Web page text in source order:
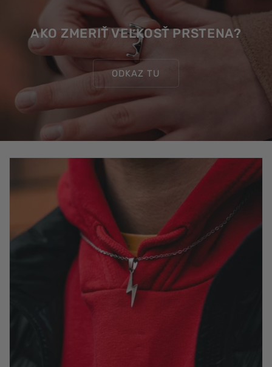
AKO ZMERIŤ VEĽKOSŤ PRSTENA?
ODKAZ TU